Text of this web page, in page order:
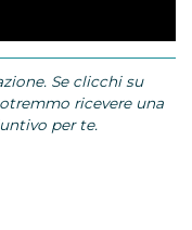
Se clicchi su
ricevere una
per te.